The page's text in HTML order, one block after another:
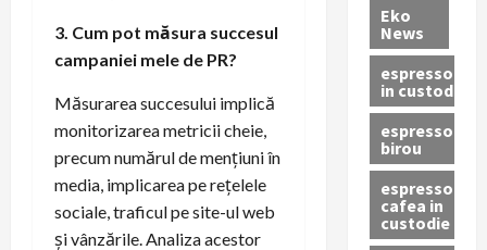
3. Cum pot măsura succesul
campaniei mele de PR?
Măsurarea succesului implică
monitorizarea metricii cheie,
precum numărul de mențiuni în
media, implicarea pe rețelele
sociale, traficul pe site-ul web
și vânzările. Analiza acestor
Eko
News
espressoare
in custodie
espressor
birou
espressor
cafea in
custodie